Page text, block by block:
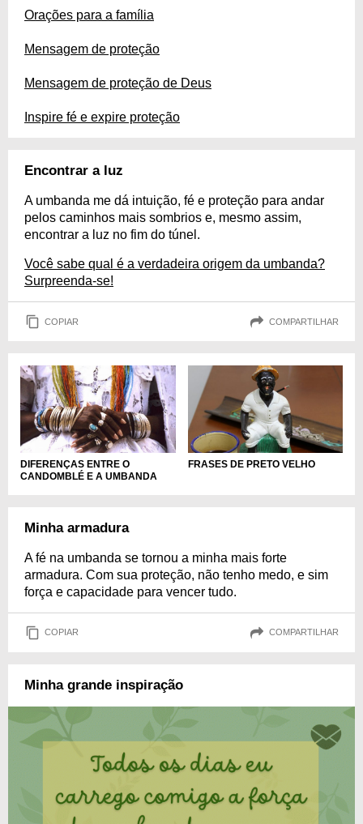
Orações para a família
Mensagem de proteção
Mensagem de proteção de Deus
Inspire fé e expire proteção
Encontrar a luz
A umbanda me dá intuição, fé e proteção para andar
pelos caminhos mais sombrios e, mesmo assim,
encontrar a luz no fim do túnel.
Você sabe qual é a verdadeira origem da umbanda?
Surpreenda-se!
COPIAR COMPARTILHAR
DIFERENÇAS ENTRE O
CANDOMBLÉ E A UMBANDA
FRASES DE PRETO VELHO
Minha armadura
A fé na umbanda se tornou a minha mais forte
armadura. Com sua proteção, não tenho medo, e sim
força e capacidade para vencer tudo.
COPIAR COMPARTILHAR
Minha grande inspiração